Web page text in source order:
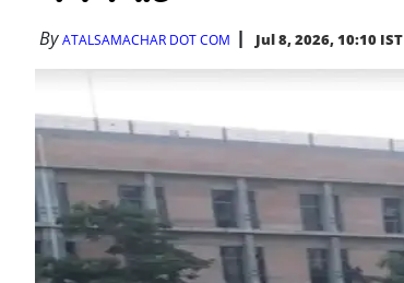
ByATALSAMACHAR DOT COM Jul 8, 2026, 10:10 IST